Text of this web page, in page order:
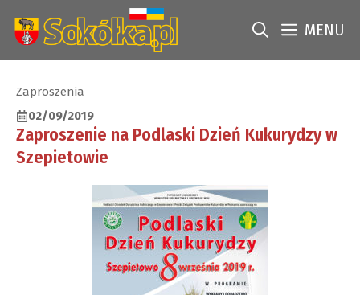
treści
MENU
Zaproszenia
02/09/2019
Zaproszenie na Podlaski Dzień Kukurydzy w
Szepietowie